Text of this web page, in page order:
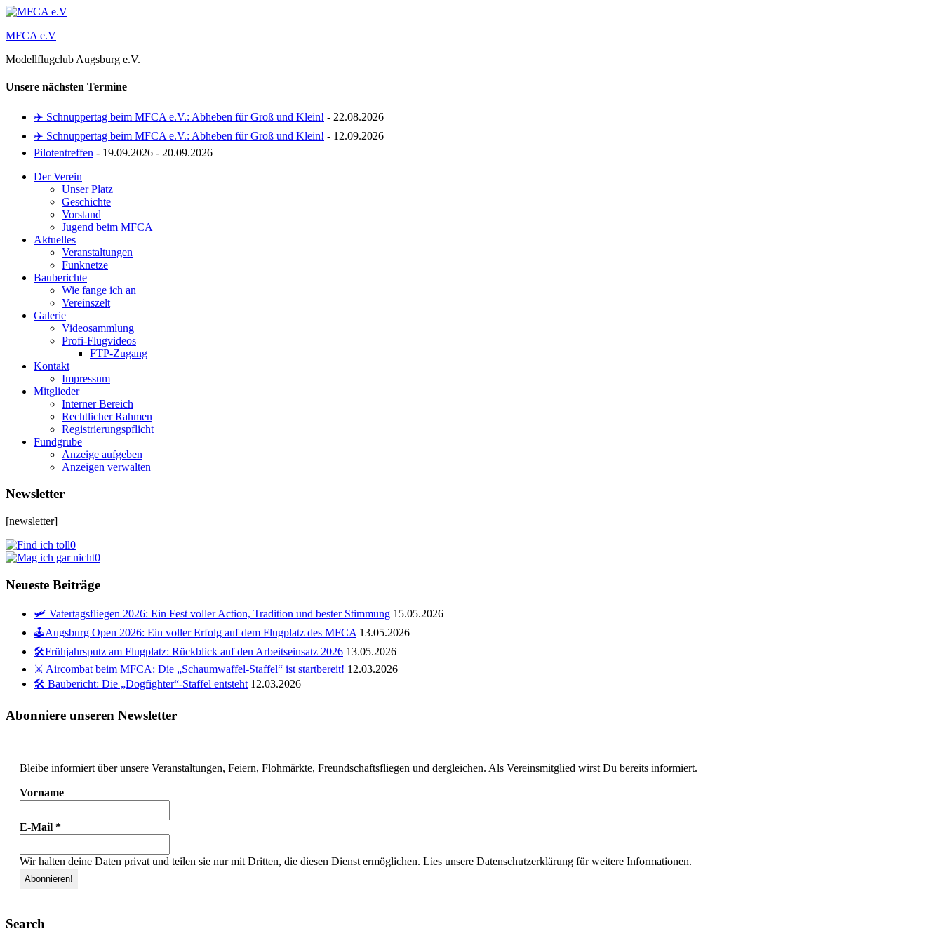
Zum
springen
MFCA e.V
Modellflugclub Augsburg e.V.
Unsere nächsten Termine
✈️ Schnuppertag beim MFCA e.V.: Abheben für Groß und Klein! - 22.08.2026
✈️ Schnuppertag beim MFCA e.V.: Abheben für Groß und Klein! - 12.09.2026
Pilotentreffen - 19.09.2026 - 20.09.2026
Der Verein
Unser Platz
Geschichte
Vorstand
Jugend beim MFCA
Aktuelles
Veranstaltungen
Funknetze
Bauberichte
Wie fange ich an
Vereinszelt
Galerie
Videosammlung
Profi-Flugvideos
FTP-Zugang
Kontakt
Impressum
Mitglieder
Interner Bereich
Rechtlicher Rahmen
Registrierungspflicht
Fundgrube
Anzeige aufgeben
Anzeigen verwalten
Newsletter
[newsletter]
0
0
Neueste Beiträge
🛩️ Vatertagsfliegen 2026: Ein Fest voller Action, Tradition und bester Stimmung 15.05.2026
🕹️Augsburg Open 2026: Ein voller Erfolg auf dem Flugplatz des MFCA 13.05.2026
🛠️Frühjahrsputz am Flugplatz: Rückblick auf den Arbeitseinsatz 2026 13.05.2026
⚔️ Aircombat beim MFCA: Die „Schaumwaffel-Staffel“ ist startbereit! 12.03.2026
🛠️ Baubericht: Die „Dogfighter“-Staffel entsteht 12.03.2026
Abonniere unseren Newsletter
Bleibe informiert über unsere Veranstaltungen, Feiern, Flohmärkte, Freundschaftsfliegen und dergleichen. Als Vereinsmitglied wirst Du bereits informiert.
Vorname
E-Mail *
Wir halten deine Daten privat und teilen sie nur mit Dritten, die diesen Dienst ermöglichen. Lies unsere Datenschutzerklärung für weitere Informationen.
Search